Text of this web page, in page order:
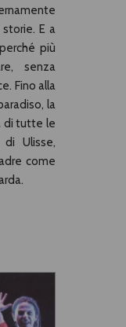
E a
più
senza
Fino alla
la
di tutte le
Ulisse,
come